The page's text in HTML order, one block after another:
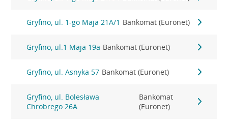
Gryfino, ul. 1-go Maja 21A/1 Bankomat (Euronet)
Gryfino, ul.1 Maja 19a Bankomat (Euronet)
Gryfino, ul. Asnyka 57 Bankomat (Euronet)
Gryfino, ul. Bolesława
Chrobrego 26A
Bankomat
(Euronet)